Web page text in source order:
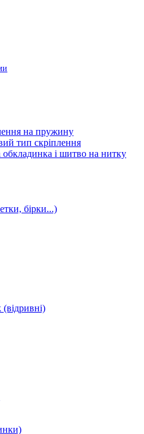
на пружину
тип скріплення
і шитво на нитку
бірки...)